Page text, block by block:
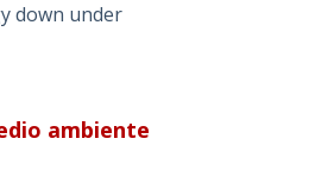
down under
ambiente